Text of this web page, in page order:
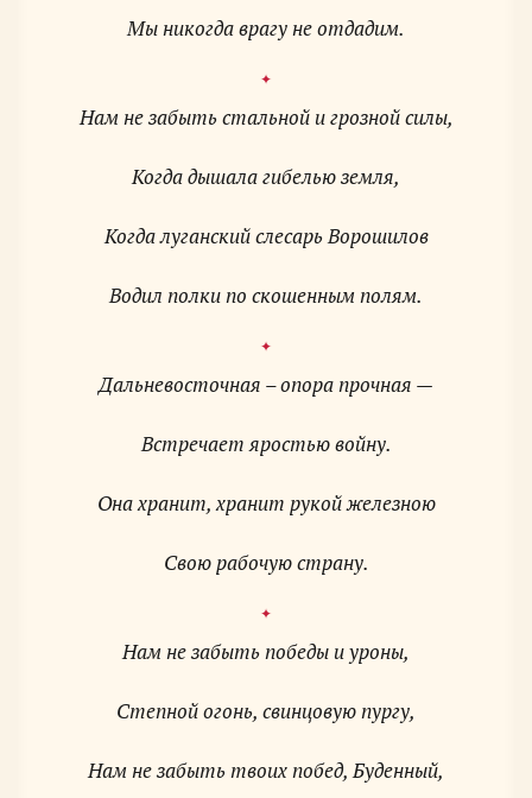
Мы никогда врагу не отдадим.
Нам не забыть стальной и грозной силы,
Когда дышала гибелью земля,
Когда луганский слесарь Ворошилов
Водил полки по скошенным полям.
Дальневосточная – опора прочная —
Встречает яростью войну.
Она хранит, хранит рукой железною
Свою рабочую страну.
Нам не забыть победы и уроны,
Степной огонь, свинцовую пургу,
Нам не забыть твоих побед, Буденный,